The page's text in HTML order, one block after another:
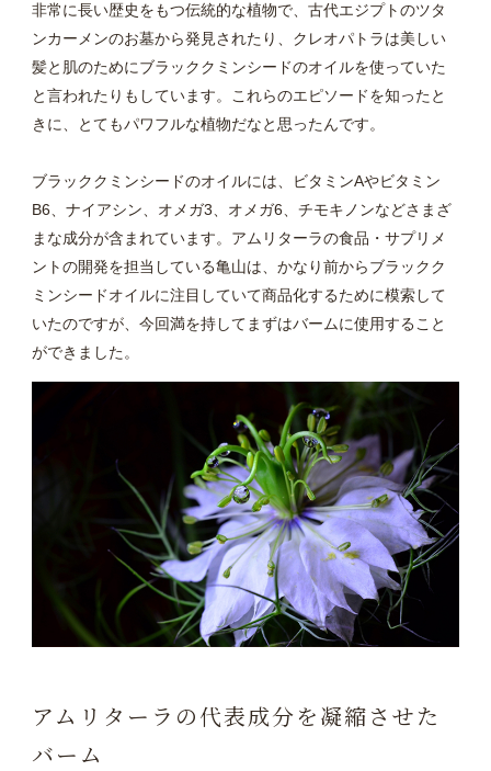
非常に長い歴史をもつ伝統的な植物で、古代エジプトのツタ
ンカーメンのお墓から発見されたり、クレオパトラは美しい
髪と肌のためにブラッククミンシードのオイルを使っていた
と言われたりもしています。これらのエピソードを知ったと
きに、とてもパワフルな植物だなと思ったんです。
ブラッククミンシードのオイルには、ビタミンAやビタミン
B6、ナイアシン、オメガ3、オメガ6、チモキノンなどさまざ
まな成分が含まれています。アムリターラの食品・サプリメ
ントの開発を担当している亀山は、かなり前からブラックク
ミンシードオイルに注目していて商品化するために模索して
いたのですが、今回満を持してまずはバームに使用すること
ができました。
アムリターラの代表成分を凝縮させた
バーム